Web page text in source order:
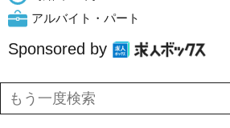
アルバイト・パート
Sponsored by